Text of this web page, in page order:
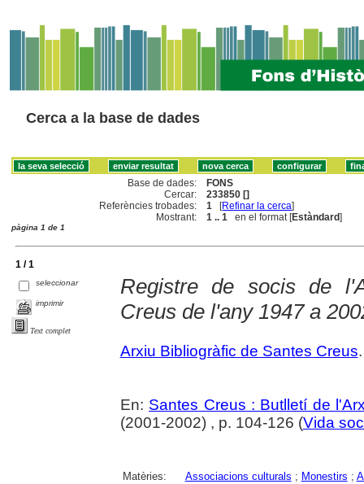
Cerca a la base de dades
Base de dades:
FONS
Cercar:
233850 []
Referències trobades:
1 [Refinar la cerca]
Mostrant:
1 .. 1 en el format [Estàndard]
pàgina 1 de 1
1 / 1
seleccionar
imprimir
Text complet
Registre de socis de
Creus de l'any 1947 a
Arxiu Bibliogràfic de Santes Creus.
En: Santes Creus : Butlletí de
(2001-2002) , p. 104-126 (Vida
Matèries: Associacions culturals ; Monestirs ;